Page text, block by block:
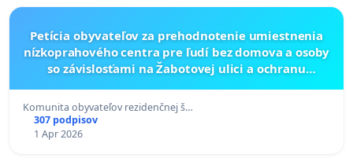
Petícia obyvateľov za prehodnotenie umiestnenia
nízkoprahového centra pre ľudí bez domova a osoby
so závislosťami na Žabotovej ulici a ochranu
Komunita obyvateľov rezidenčnej š…
307 podpisov
1 Apr 2026